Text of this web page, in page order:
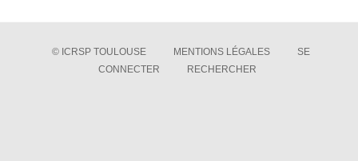
© ICRSP TOULOUSE MENTIONS LÉGALES
SE
CONNECTER
RECHERCHER